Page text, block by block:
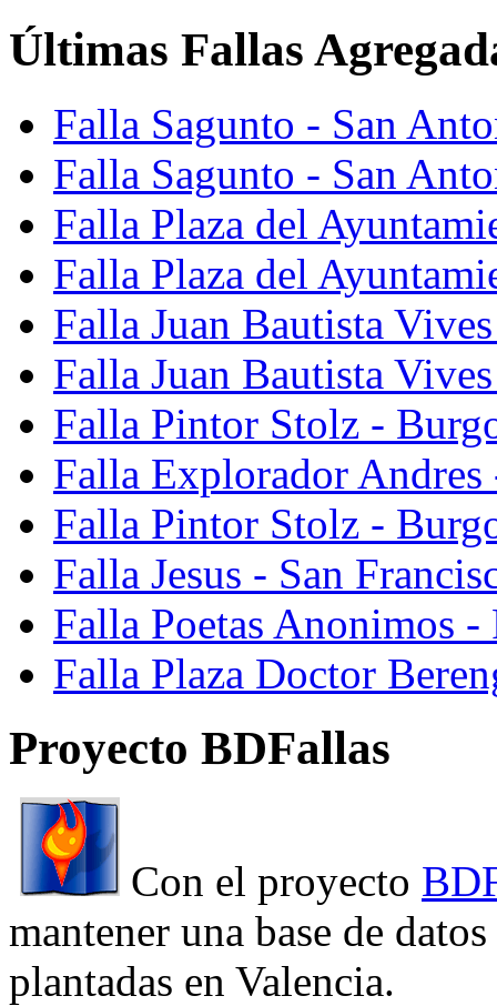
Últimas Fallas
Falla Sagunto - San
Falla Sagunto - San
Falla Plaza del
Falla Plaza del
Falla Juan Bautista
Falla Juan Bautista
Falla Pintor Stolz -
Falla Explorador Andres
Falla Pintor Stolz -
Falla Jesus - San
Falla Poetas Anonimos
Falla Plaza Doctor
Proyecto BDFallas
Con el proyecto
mantener una base de
plantadas en Valencia.